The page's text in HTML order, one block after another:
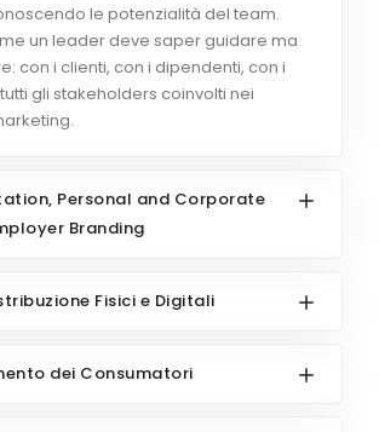
le potenzialità del team.
un leader deve saper guidare ma
con i clienti, con i dipendenti, con i
gli stakeholders coinvolti nei
Personal and Corporate
Branding
Fisici e Digitali
dei Consumatori